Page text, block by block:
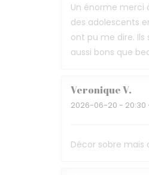
Un énorme merci
des adolescents
ont pu me dire.
aussi bons que
VeroniqueV
2026-06-20 - 20:30
Décor sobre mais